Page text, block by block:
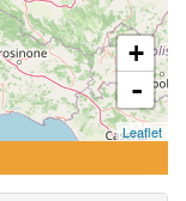
+
-
Leaflet